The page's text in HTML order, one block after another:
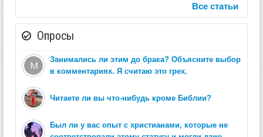
Все статьи
Опросы
Занимались ли этим до брака? Объясните выбор
в комментариях. Я считаю это грех.
Читаете ли вы что-нибудь кроме Библии?
Был ли у вас опыт с христианами, которые не